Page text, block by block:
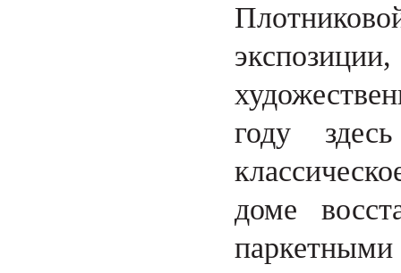
году
доме